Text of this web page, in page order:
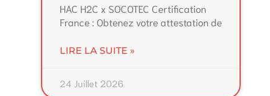
HAC H2C x SOCOTEC Certification
France : Obtenez votre attestation de
LIRE LA SUITE »
24 Juillet 2026